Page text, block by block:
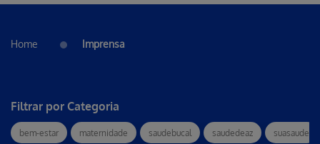
Home Imprensa
Filtrar por Categoria
bem-estar maternidade saudebucal saudedeaz suasaude